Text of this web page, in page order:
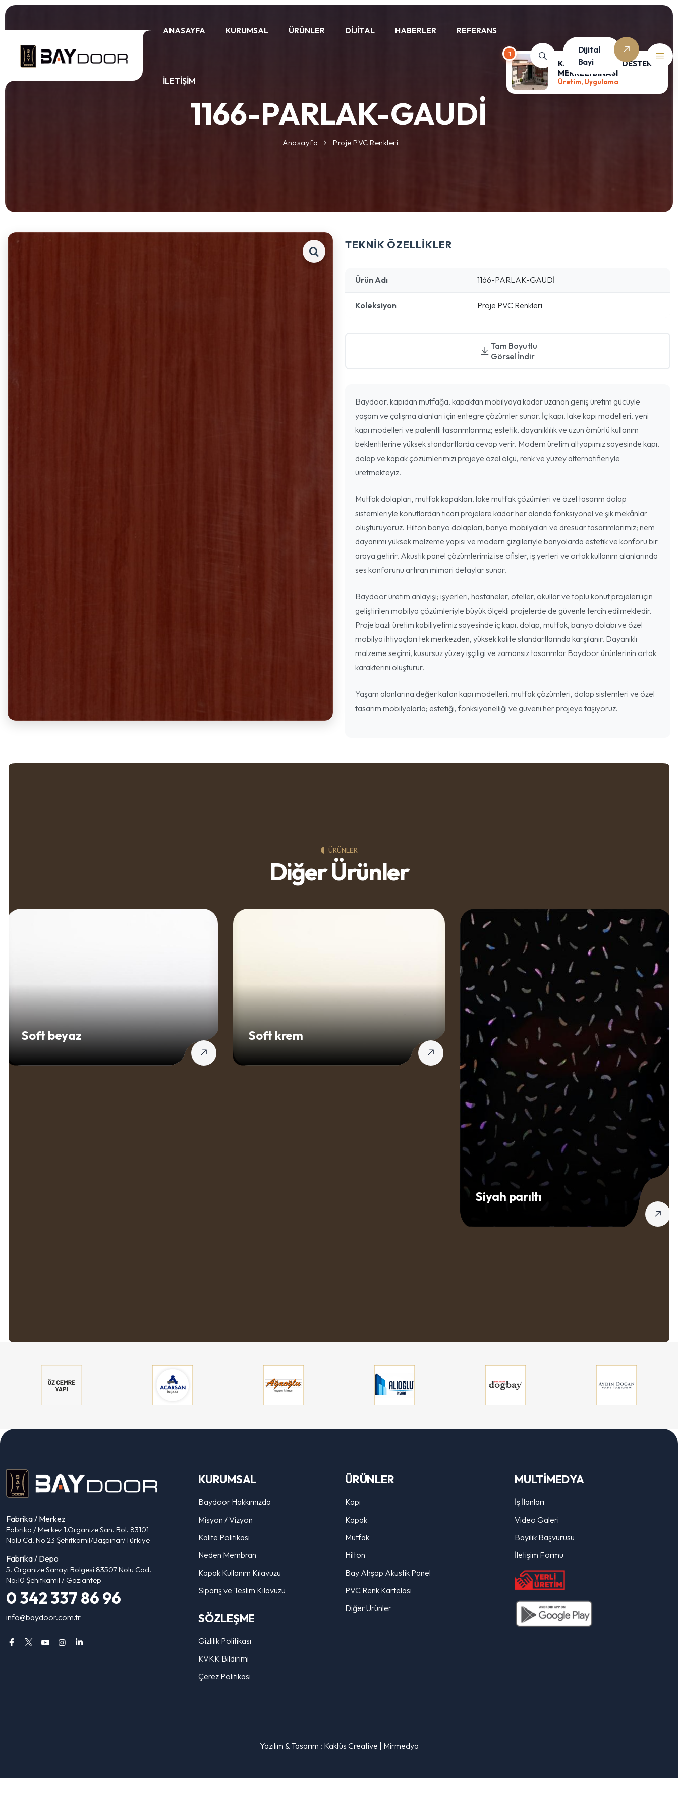
ANASAYFA KURUMSAL ÜRÜNLER DIJITAL HABERLER REFERANS
İLETIŞIM
Dijital
Bayi
1166-PARLAK-GAUDİ
Anasayfa Proje PVC Renkleri
TEKNİK ÖZELLİKLER
Ürün Adı 1166-PARLAK-GAUDİ
Koleksiyon Proje PVC Renkleri
Tam Boyutlu
Görsel İndir
Baydoor, kapıdan mutfağa, kapaktan mobilyaya kadar uzanan geniş üretim gücüyle
yaşam ve çalışma alanları için entegre çözümler sunar. İç kapı, lake kapı modelleri, yeni
kapı modelleri ve patentli tasarımlarımız; estetik, dayanıklılık ve uzun ömürlü kullanım
beklentilerine yüksek standartlarda cevap verir. Modern üretim altyapımız sayesinde kapı,
dolap ve kapak çözümlerimizi projeye özel ölçü, renk ve yüzey alternatifleriyle
üretmekteyiz.
Mutfak dolapları, mutfak kapakları, lake mutfak çözümleri ve özel tasarım dolap
sistemleriyle konutlardan ticari projelere kadar her alanda fonksiyonel ve şık mekânlar
oluşturuyoruz. Hilton banyo dolapları, banyo mobilyaları ve dresuar tasarımlarımız; nem
dayanımı yüksek malzeme yapısı ve modern çizgileriyle banyolarda estetik ve konforu bir
araya getirir. Akustik panel çözümlerimiz ise ofisler, iş yerleri ve ortak kullanım alanlarında
ses konforunu artıran mimari detaylar sunar.
Baydoor üretim anlayışı; işyerleri, hastaneler, oteller, okullar ve toplu konut projeleri için
geliştirilen mobilya çözümleriyle büyük ölçekli projelerde de güvenle tercih edilmektedir.
Proje bazlı üretim kabiliyetimiz sayesinde iç kapı, dolap, mutfak, banyo dolabı ve özel
mobilya ihtiyaçları tek merkezden, yüksek kalite standartlarında karşılanır. Dayanıklı
malzeme seçimi, kusursuz yüzey işçiligi ve zamansız tasarımlar Baydoor ürünlerinin ortak
karakterini oluşturur.
Yaşam alanlarına değer katan kapı modelleri, mutfak çözümleri, dolap sistemleri ve özel
tasarım mobilyalarla; estetiği, fonksiyonelliği ve güveni her projeye taşıyoruz.
ÜRÜNLER
Diğer Ürünler
Soft beyaz Soft krem
Siyah parıltı
Fabrika / Merkez
Fabrika / Merkez 1.Organize San. Böl. 83101
Nolu Cd. No:23 Şehitkamil/Başpınar/Türkiye
Fabrika / Depo
5. Organize Sanayi Bölgesi 83507 Nolu Cad.
No:10 Şehitkamil / Gaziantep
0 342 337 86 96
info@baydoor.com.tr
KURUMSAL
Baydoor Hakkımızda
Misyon / Vizyon
Kalite Politikası
Neden Membran
Kapak Kullanım Kılavuzu
Sipariş ve Teslim Kılavuzu
SÖZLEŞME
Gizlilik Politikası
KVKK Bildirimi
Çerez Politikası
ÜRÜNLER
Kapı
Kapak
Mutfak
Hilton
Bay Ahşap Akustik Panel
PVC Renk Kartelası
Diğer Ürünler
MULTİMEDYA
İş İlanları
Video Galeri
Bayilik Başvurusu
İletişim Formu
Yazılım & Tasarım : Kaktüs Creative | Mirmedya
Bayi Sipariş Girişi